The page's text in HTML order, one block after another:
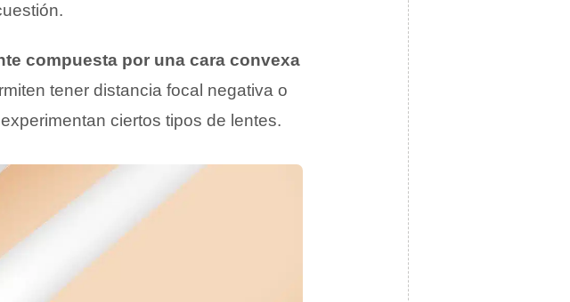
compuesta por una cara convexa
tener distancia focal negativa o
ciertos tipos de lentes.